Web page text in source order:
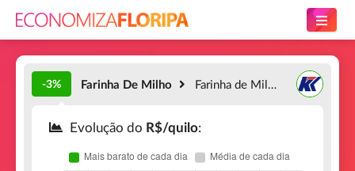
-3% Farinha De Milho Farinha de Milho Média Dalon
Evolução do R$/quilo: